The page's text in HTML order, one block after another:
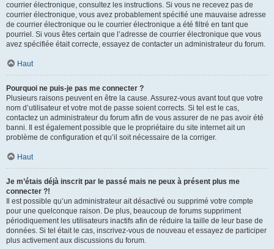
courrier électronique, consultez les instructions. Si vous ne recevez pas de
courrier électronique, vous avez probablement spécifié une mauvaise adresse
de courrier électronique ou le courrier électronique a été filtré en tant que
pourriel. Si vous êtes certain que l’adresse de courrier électronique que vous
avez spécifiée était correcte, essayez de contacter un administrateur du forum.
Haut
Pourquoi ne puis-je pas me connecter ?
Plusieurs raisons peuvent en être la cause. Assurez-vous avant tout que votre
nom d’utilisateur et votre mot de passe soient corrects. Si tel est le cas,
contactez un administrateur du forum afin de vous assurer de ne pas avoir été
banni. Il est également possible que le propriétaire du site internet ait un
problème de configuration et qu’il soit nécessaire de la corriger.
Haut
Je m’étais déjà inscrit par le passé mais ne peux à présent plus me
connecter ?!
Il est possible qu’un administrateur ait désactivé ou supprimé votre compte
pour une quelconque raison. De plus, beaucoup de forums suppriment
périodiquement les utilisateurs inactifs afin de réduire la taille de leur base de
données. Si tel était le cas, inscrivez-vous de nouveau et essayez de participer
plus activement aux discussions du forum.